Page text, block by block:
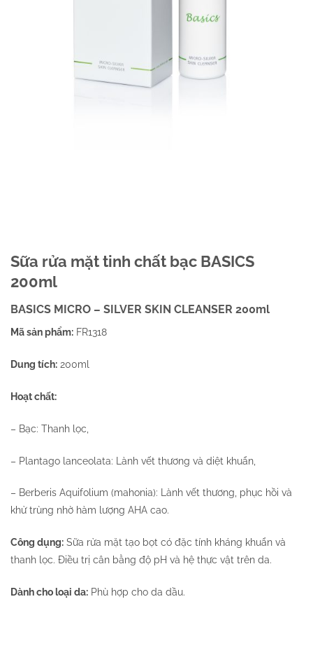
Sữa rửa mặt tinh chất bạc BASICS
200ml
BASICS MICRO – SILVER SKIN CLEANSER 200ml
Mã sản phẩm: FR1318
Dung tích: 200ml
Hoạt chất:
– Bạc: Thanh lọc,
– Plantago lanceolata: Lành vết thương và diệt khuẩn,
– Berberis Aquifolium (mahonia): Lành vết thương, phục hồi và
khử trùng nhờ hàm lượng AHA cao.
Công dụng: Sữa rửa mặt tạo bọt có đặc tính kháng khuẩn và
thanh lọc. Điều trị cân bằng độ pH và hệ thực vật trên da.
Dành cho loại da: Phù hợp cho da dầu.